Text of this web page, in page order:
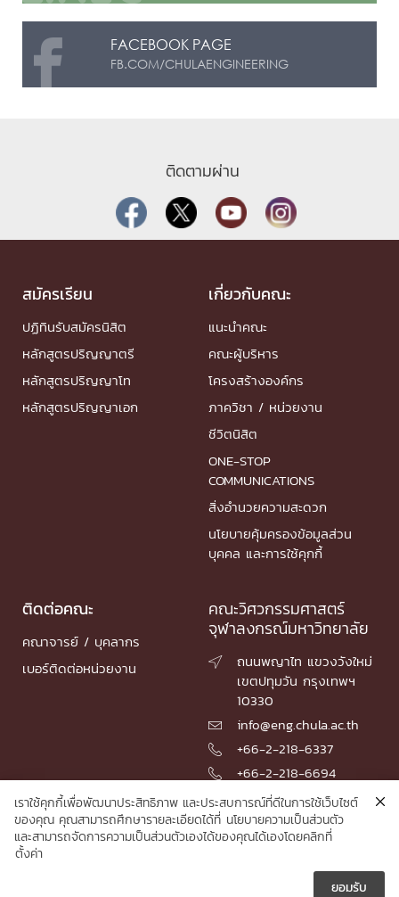
FACEBOOK PAGE
FB.COM/CHULAENGINEERING
ติดตามผ่าน
สมัครเรียน
ปฏิทินรับสมัครนิสิต
หลักสูตรปริญญาตรี
หลักสูตรปริญญาโท
หลักสูตรปริญญาเอก
เกี่ยวกับคณะ
แนะนำคณะ
คณะผู้บริหาร
โครงสร้างองค์กร
ภาควิชา / หน่วยงาน
ชีวิตนิสิต
ONE-STOP
COMMUNICATIONS
สิ่งอำนวยความสะดวก
นโยบายคุ้มครองข้อมูลส่วน
บุคคล และการใช้คุกกี้
ติดต่อคณะ
คณาจารย์ / บุคลากร
เบอร์ติดต่อหน่วยงาน
คณะวิศวกรรมศาสตร์
จุฬาลงกรณ์มหาวิทยาลัย

ถนนพญาไท แขวงวังใหม่
เขตปทุมวัน กรุงเทพฯ
10330
 info@eng.chula.ac.th
 +66-2-218-6337
 +66-2-218-6694
© 2026 Faculty of Engineering, Chulalongkorn University
เราใช้คุกกี้เพื่อพัฒนาประสิทธิภาพ และประสบการณ์ที่ดีในการใช้เว็บไซต์
ของคุณ คุณสามารถศึกษารายละเอียดได้ที่ นโยบายความเป็นส่วนตัว
และสามารถจัดการความเป็นส่วนตัวเองได้ของคุณได้เองโดยคลิกที่
ตั้งค่า
ยอมรับ